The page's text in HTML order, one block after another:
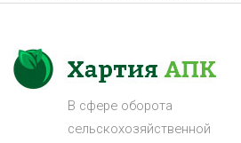
В сфере оборота
сельскохозяйственной